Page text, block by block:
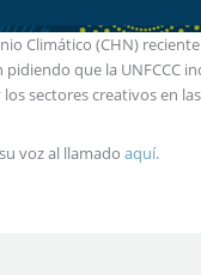
Climático (CHN)
pidiendo que la UNFCCC
sectores creativos en
voz al llamado aquí.